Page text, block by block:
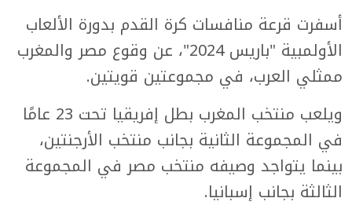
أسفرت قرعة منافسات كرة القدم بدورة الألعاب
الأولمبية "باريس 2024"، عن وقوع مصر والمغرب
ممثلي العرب، في مجموعتين قويتين.
ويلعب منتخب المغرب بطل إفريقيا تحت 23 عامًا
في المجموعة الثانية بجانب منتخب الأرجنتين،
بينما يتواجد وصيفه منتخب مصر في المجموعة
الثالثة بجانب إسبانيا.